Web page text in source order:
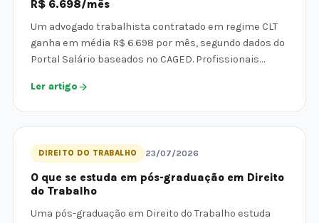
R$ 6.698/mês
Um advogado trabalhista contratado em regime CLT
ganha em média R$ 6.698 por mês, segundo dados do
Portal Salário baseados no CAGED. Profissionais…
Ler artigo
DIREITO DO TRABALHO 23/07/2026
O que se estuda em pós-graduação em Direito
do Trabalho
Uma pós-graduação em Direito do Trabalho estuda